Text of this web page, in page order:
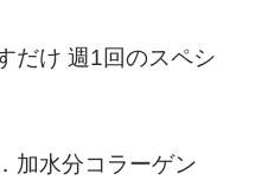
だけ 週1回のスペシ
加水分コラーゲン